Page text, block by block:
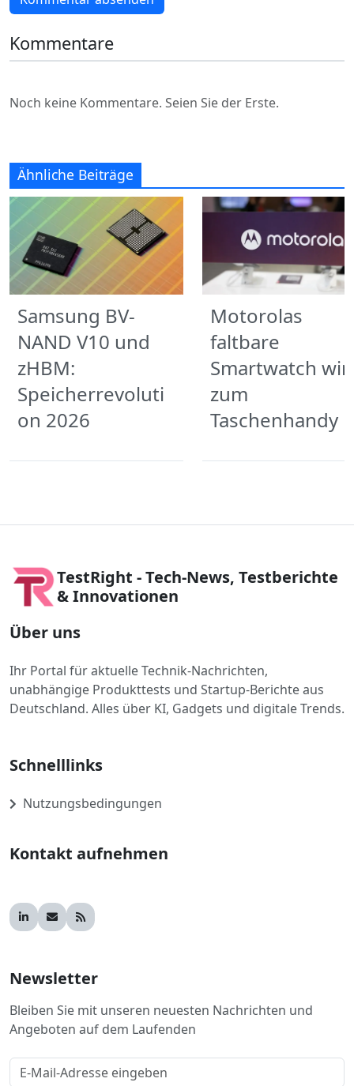
Kommentare
Noch keine Kommentare. Seien Sie der Erste.
Ähnliche Beiträge
Samsung BV-
NAND V10 und
zHBM:
Speicherrevoluti
on 2026
Motorolas
faltbare
Smartwatch
zum
Taschenhandy
TestRight - Tech-News, Testberichte
& Innovationen
Über uns
Ihr Portal für aktuelle Technik-Nachrichten,
unabhängige Produkttests und Startup-Berichte aus
Deutschland. Alles über KI, Gadgets und digitale Trends.
Schnelllinks
Nutzungsbedingungen
Kontakt aufnehmen
Newsletter
Bleiben Sie mit unseren neuesten Nachrichten und
Angeboten auf dem Laufenden